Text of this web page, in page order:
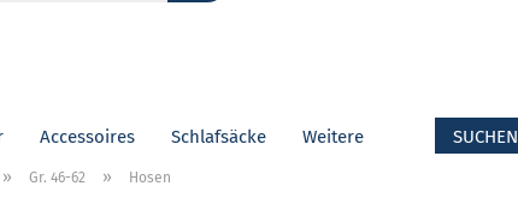
Accessoires Schlafsäcke SUCHEN
Weitere
» Gr. 46-62 » Hosen